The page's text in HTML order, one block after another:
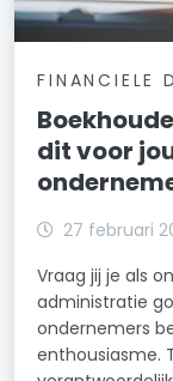
FINANCIELE
dit voor
27 februari
Vraag jij je als
administratie
ondernemers
enthousiasme.